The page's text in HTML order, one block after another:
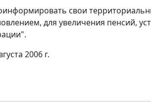
свои
для увеличения пенсий,
2006 г.